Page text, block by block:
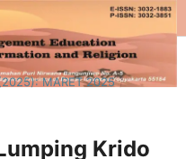
MARET 2025 /
Krido